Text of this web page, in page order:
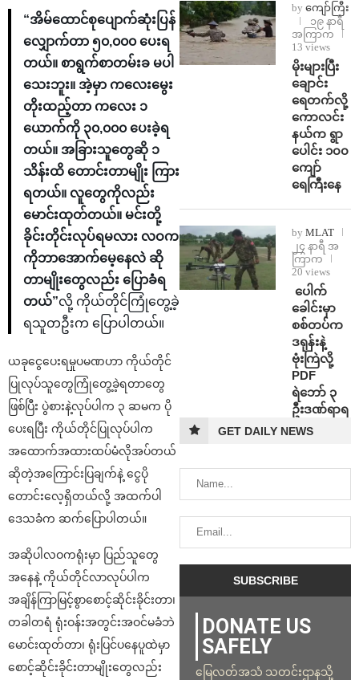
“အိမ်ထောင်စုပျောက်ဆုံးပြန်
လျှောက်တာ ၅၀,၀၀၀ ပေးရ
တယ်။ စာရွက်စာတမ်းခ မပါ
သေးဘူး။ အဲ့မှာ ကလေးမွေး
တိုးထည့်တာ ကလေး ၁
ယောက်ကို ၃၀,၀၀၀ ပေးခဲ့ရ
တယ်။ အခြားသူတွေဆို ၁
သိန်းထိ တောင်းတာမျိုး ကြား
ရတယ်။ လူတွေကိုလည်း
မောင်းထုတ်တယ်။ မင်းတို့
ခိုင်းတိုင်းလုပ်ရမလား လဝက
ကိုဘာအောက်မေ့နေလဲ ဆို
တာမျိုးတွေလည်း ပြောခံရ
တယ်”လို့ ကိုယ်တိုင်ကြုံတွေ့ခဲ့
ရသူတဦးက ပြောပါတယ်။
ယခုငွေပေးရမှုပမဏဟာ ကိုယ်တိုင်
ပြုလုပ်သူတွေကြုံတွေ့ခဲ့ရတာတွေ
ဖြစ်ပြီး ပွဲစားနဲ့လုပ်ပါက ၃ ဆမက ပို
ပေးရပြီး ကိုယ်တိုင်ပြုလုပ်ပါက
အထောက်အထားထပ်မံလိုအပ်တယ်
ဆိုတဲ့အကြောင်းပြချက်နဲ့ ငွေပို
တောင်းလေ့ရှိတယ်လို့ အထက်ပါ
ဒေသခံက ဆက်ပြောပါတယ်။
အဆိုပါလဝကရုံးမှာ ပြည်သူတွေ
အနေနဲ့ ကိုယ်တိုင်လာလုပ်ပါက
အချိန်ကြာမြင့်စွာစောင့်ဆိုင်းခိုင်းတာ၊
တခါတရံ ရုံးဝန်းအတွင်းအဝင်မခံဘဲ
မောင်းထုတ်တာ၊ ရုံးပြင်ပနေပူထဲမှာ
စောင့်ဆိုင်းခိုင်းတာမျိုးတွေလည်း
by ကျော်ကြီး
၁၉ နာရီ
အကြာက
13 views
⁨မိုးများပြီး
ချောင်း
ရေတက်လို့
ကောလင်း
နယ်က ရွာ
ပေါင်း ၁၀၀
ကျော်
ရေကြီးနေ
by MLAT
၂၄ နာရီ အ
ကြာက
20 views
⁩ ⁨ပေါက်
ခေါင်းမှာ
စစ်တပ်က
ဒရုန်းနဲ့
ဗုံးကြဲလို့
PDF
ရဲဘော် ၃
ဦးဒဏ်ရာရ
GET DAILY NEWS
DONATE US
SAFELY
မြေလတ်အသံ သတင်းဌာနသို့